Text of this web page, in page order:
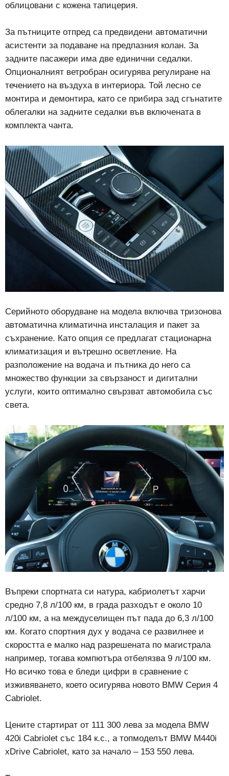
облицовани с кожена тапицерия.
За пътниците отпред са предвидени автоматични
асистенти за подаване на предпазния колан. За
задните пасажери има две единични седалки.
Опционалният ветробран осигурява регулиране на
течението на въздуха в интериора. Той лесно се
монтира и демонтира, като се прибира зад сгънатите
облегалки на задните седалки във включената в
комплекта чанта.
Серийното оборудване на модела включва тризонова
автоматична климатична инсталация и пакет за
съхранение. Като опция се предлагат стационарна
климатизация и вътрешно осветление. На
разположение на водача и пътника до него са
множество функции за свързаност и дигитални
услуги, които оптимално свързват автомобила със
света.
Въпреки спортната си натура, кабриолетът харчи
средно 7,8 л/100 км, в града разходът е около 10
л/100 км, а на междуселищен път пада до 6,3 л/100
км. Когато спортния дух у водача се развилнее и
скоростта е малко над разрешената по магистрала
например, тогава компютъра отбелязва 9 л/100 км.
Но всичко това е бледи цифри в сравнение с
изживяването, което осигурява новото BMW Серия 4
Cabriolet.
Цените стартират от 111 300 лева за модела BMW
420i Cabriolet със 184 к.с., а топмоделът BMW M440i
xDrive Cabriolet, като за начало – 153 550 лева.